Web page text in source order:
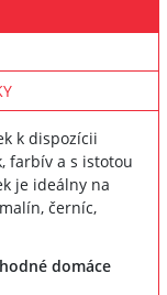
k dispozícii
farbív a s istotou
je ideálny na
černíc,
domáce